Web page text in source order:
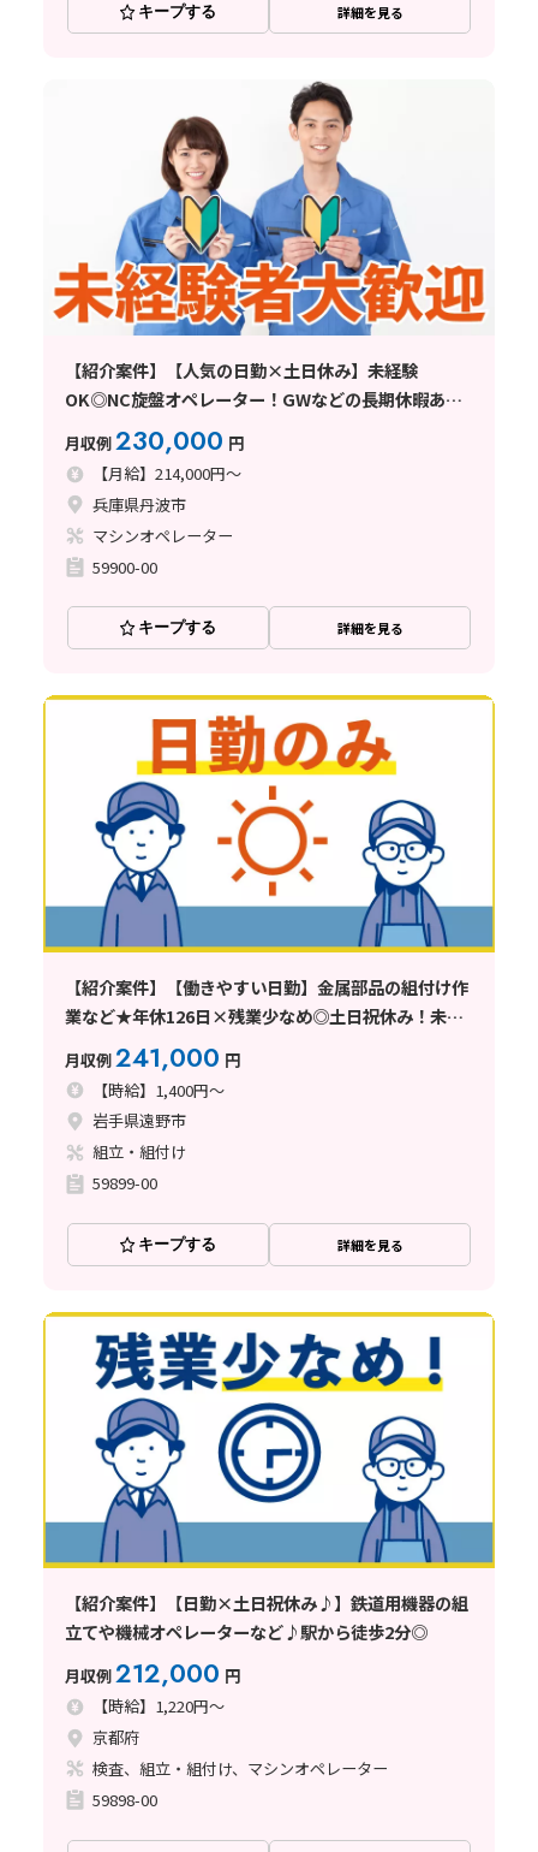
キープする 詳細を見る
【紹介案件】【人気の日勤×土日休み】未経験
OK◎NC旋盤オペレーター！GWなどの長期休暇あり
☆残業少なめ♪
月収例230,000 円
【月給】214,000円～
兵庫県丹波市
マシンオペレーター
59900-00
キープする 詳細を見る
【紹介案件】【働きやすい日勤】金属部品の組付け作
業など★年休126日×残業少なめ◎土日祝休み！未経
月収例241,000 円
【時給】1,400円～
岩手県遠野市
組立・組付け
59899-00
キープする 詳細を見る
【紹介案件】【日勤×土日祝休み♪】鉄道用機器の組
立てや機械オペレーターなど♪駅から徒歩2分◎
月収例212,000 円
【時給】1,220円～
京都府
検査、組立・組付け、マシンオペレーター
59898-00